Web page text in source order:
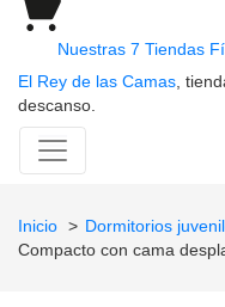
Nuestras 7 Tiendas
El Rey de las Camas ,
descanso.
Inicio Dormitorios
Compacto con cama